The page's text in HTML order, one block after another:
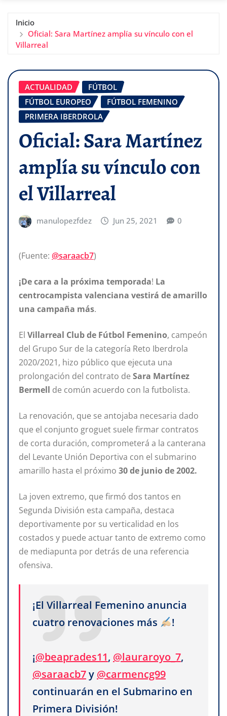
Inicio
Oficial: Sara Martínez amplía su vínculo con el
Villarreal
ACTUALIDAD
FÚTBOL
FÚTBOL EUROPEO
FÚTBOL FEMENINO
PRIMERA IBERDROLA
Oficial: Sara Martínez
amplía su vínculo con
el Villarreal
manulopezfdez Jun 25, 2021 0
(Fuente: @saraacb7)
¡De cara a la próxima temporada! La
centrocampista valenciana vestirá de amarillo
una campaña más.
El Villarreal Clubde Fútbol Femenino, campeón
del Grupo Sur de la categoría Reto Iberdrola
2020/2021, hizo público que ejecuta una
prolongación del contrato de Sara Martínez
Bermell de común acuerdo con la futbolista.
La renovación, que se antojaba necesaria dado
que el conjunto groguet suele firmar contratos
de corta duración, comprometerá a la canterana
del Levante Unión Deportiva con el submarino
amarillo hasta el próximo 30 de junio de 2002.
La joven extremo, que firmó dos tantos en
Segunda División esta campaña, destaca
deportivamente por su verticalidad en los
costados y puede actuar tanto de extremo como
de mediapunta por detrás de una referencia
ofensiva.
¡El Villarreal Femenino anuncia
cuatro renovaciones más
!
¡@beaprades11, @lauraroyo_7,
@saraacb7y @carmencg99
continuarán en el Submarino en
Primera División!